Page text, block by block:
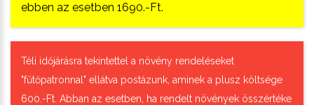
ebben az esetben 1690.-Ft.
Téli időjárásra tekintettel a növény rendeléseket
"fűtőpatronnal" ellátva postázunk, aminek a plusz költsége
600.-Ft. Abban az esetben, ha rendelt növények összértéke